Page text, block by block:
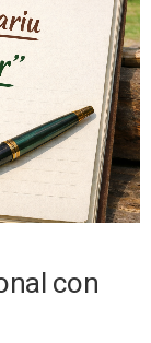
con